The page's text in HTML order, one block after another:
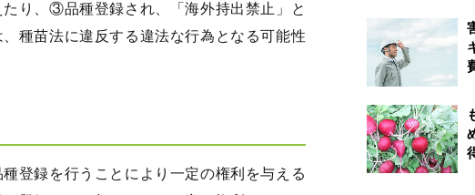
り、③品種登録され、「海外持出禁止」と
種苗法に違反する違法な行為となる可能性
登録を行うことにより一定の権利を与える